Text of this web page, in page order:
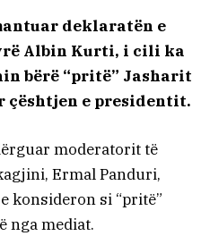
deklaratën e
Albin Kurti, i cili ka
bërë “pritë” Jasharit
çështjen e presidentit.
moderatorit të
Ermal Panduri,
konsideron si “pritë”
nga mediat.